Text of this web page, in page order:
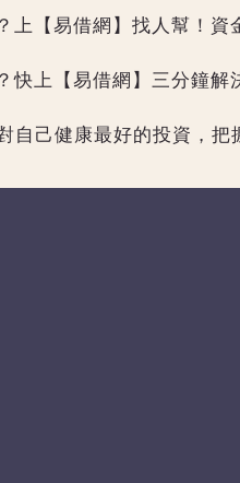
上【易借網】找人幫！資
快上【易借網】三分鐘解
自己健康最好的投資，把